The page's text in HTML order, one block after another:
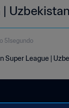
|
51segundo
Super League |